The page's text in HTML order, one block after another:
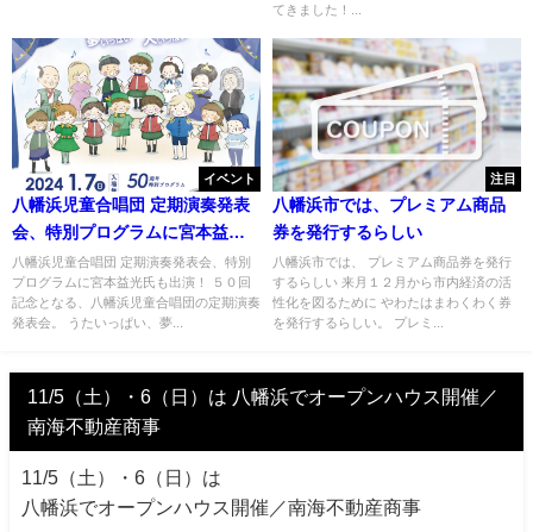
てきました！...
イベント
八幡浜児童合唱団 定期演奏発表
会、特別プログラムに宮本益光
氏も出演！
八幡浜児童合唱団 定期演奏発表会、特別
プログラムに宮本益光氏も出演！ ５０回
記念となる、八幡浜児童合唱団の定期演奏
発表会。 うたいっぱい、夢...
注目
八幡浜市では、プレミアム商品
券を発行するらしい
八幡浜市では、 プレミアム商品券を発行
するらしい 来月１２月から市内経済の活
性化を図るために やわたはまわくわく券
を発行するらしい。 プレミ...
11/5（土）・6（日）は 八幡浜でオープンハウス開催／
南海不動産商事
11/5（土）・6（日）は
八幡浜でオープンハウス開催／南海不動産商事